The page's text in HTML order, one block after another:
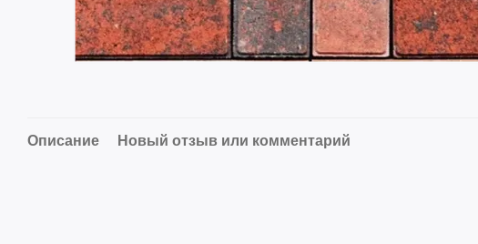
Описание Новый отзыв или комментарий